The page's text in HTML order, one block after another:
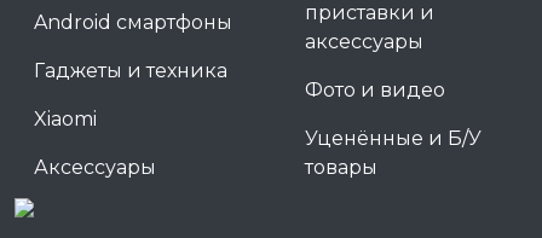
Android смартфоны
Гаджеты и техника
Xiaomi
Аксессуары
приставки и
аксессуары
Фото и видео
Уценённые и Б/У
товары